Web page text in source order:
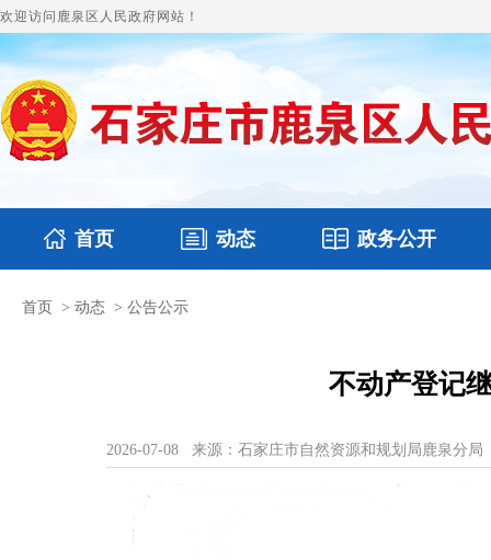
欢迎访问鹿泉区人民政府网站！
首页 动态
国务要闻
政务公开
本区文件
首页 > 动态 > 公告公示
不动产登记
2026-07-08 来源：石家庄市自然资源和规划局鹿泉分局